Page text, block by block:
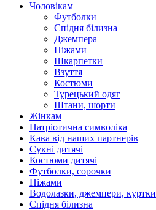
Чоловікам
Футболки
Спідня білизна
Джемпера
Піжами
Шкарпетки
Взуття
Костюми
Турецький одяг
Штани, шорти
Жінкам
Патріотична символіка
Кава від наших партнерів
Сукні дитячі
Костюми дитячі
Футболки, сорочки
Піжами
Водолазки, джемпери, куртки
Спідня білизна